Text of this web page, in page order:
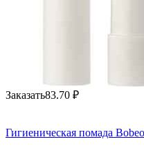
Заказать83.70 ₽
Гигиеническая помада